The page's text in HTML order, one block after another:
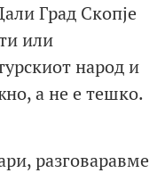
Град Скопје
или
народ и
а не е тешко.
разговаравме